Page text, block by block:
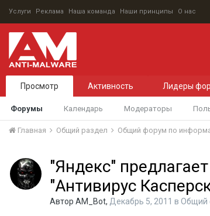
Услуги Реклама Наша команда Наши принципы О нас
Просмотр
Форумы Календарь Модераторы
Активность Лидеры
Главная Общий раздел Общий форум по
"Яндекс"
"Антивирус
Автор AM_Bot, Декабрь 5, 2011 в Общий